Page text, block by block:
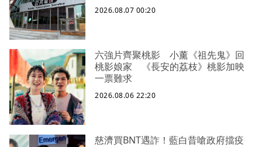
2026.08.07 00:20
六強片齊聚桃影 小薰《祖先鬼》回
桃影娘家 《長安的荔枝》桃影加映
一票難求
2026.08.06 22:20
慈濟買BNT遇詐！藍白昔嗆政府擋疫